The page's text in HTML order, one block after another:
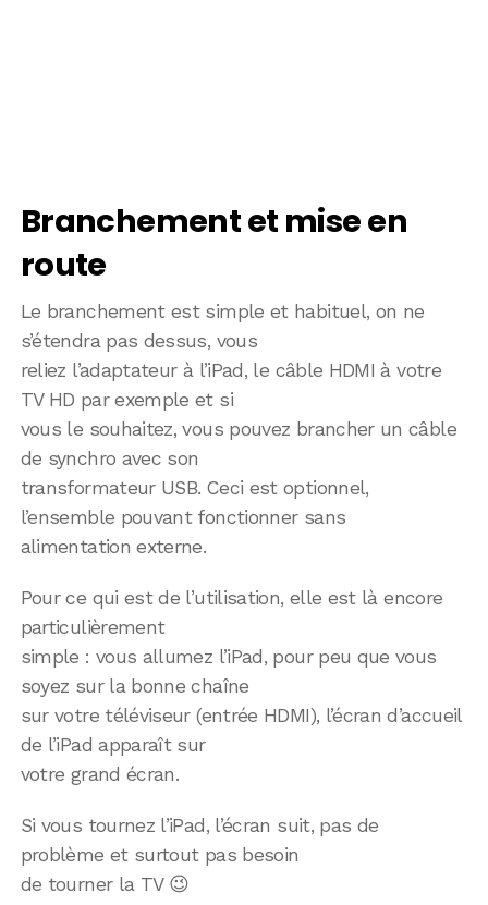
Branchement et mise en
route
Le branchement est simple et habituel, on ne
s’étendra pas dessus, vous
reliez l’adaptateur à l’iPad, le câble HDMI à votre
TV HD par exemple et si
vous le souhaitez, vous pouvez brancher un câble
de synchro avec son
transformateur USB. Ceci est optionnel,
l’ensemble pouvant fonctionner sans
alimentation externe.
Pour ce qui est de l’utilisation, elle est là encore
particulièrement
simple : vous allumez l’iPad, pour peu que vous
soyez sur la bonne chaîne
sur votre téléviseur (entrée HDMI), l’écran d’accueil
de l’iPad apparaît sur
votre grand écran.
Si vous tournez l’iPad, l’écran suit, pas de
problème et surtout pas besoin
de tourner la TV 😉